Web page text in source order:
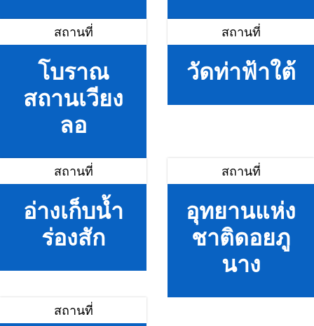
สถานที่
โบราณ
สถานเวียง
ลอ
สถานที่
วัดท่าฟ้าใต้
สถานที่
อ่างเก็บน้ำ
ร่องสัก
สถานที่
อุทยานแห่ง
ชาติดอยภู
นาง
สถานที่